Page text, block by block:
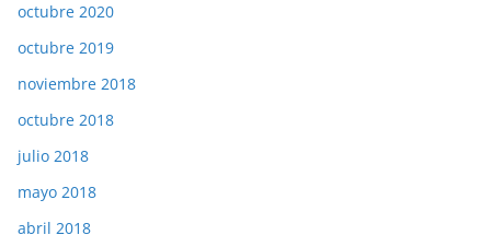
octubre 2020
octubre 2019
noviembre 2018
octubre 2018
julio 2018
mayo 2018
abril 2018